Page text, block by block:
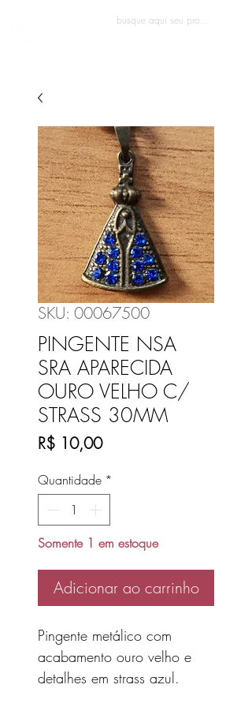
SKU: 00067500
PINGENTE NSA
SRA APARECIDA
OURO VELHO C/
STRASS 30MM
R$ 10,00Preço
Quantidade *
Somente 1 em estoque
Adicionar ao carrinho
Pingente metálico com
acabamento ouro velho e
detalhes em strass azul.